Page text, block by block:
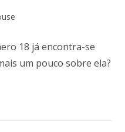
18 já encontra-se
um pouco sobre ela?